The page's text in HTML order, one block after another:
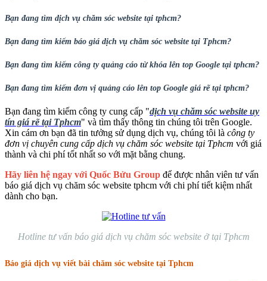
Bạn đang tìm dịch vụ chăm sóc website tại tphcm?
Bạn đang tìm kiếm báo giá dịch vụ chăm sóc website tại Tphcm?
Bạn đang tìm kiếm công ty quảng cáo từ khóa lên top Google tại tphcm?
Bạn đang tìm kiếm đơn vị quảng cáo lên top Google giá rẽ tại tphcm?
Bạn đang tìm kiếm công ty cung cấp "dịch vụ chăm sóc website uy
tín giá rẽ tại Tphcm" và tìm thấy thông tin chúng tôi trên Google.
Xin cám ơn bạn đã tin tưởng sử dụng dịch vụ, chúng tôi là công ty
đơn vị chuyên cung cấp dịch vụ chăm sóc website tại Tphcm với giá
thành và chi phí tốt nhất so với mặt bằng chung.
Hãy liên hệ ngay với Quốc Bửu Group để được nhân viên tư vấn
báo giá dịch vụ chăm sóc website tphcm với chi phí tiết kiệm nhất
dành cho bạn.
Hotline tư vấn báo giá dịch vụ chăm sóc website ở tại Tphcm
Báo giá dịch vụ viết bài chăm sóc website tại Tphcm